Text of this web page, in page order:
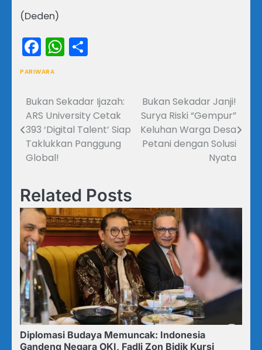
(Deden)
Facebook
WhatsApp
PARIWARA
Navigasi
pos
Bukan Sekadar Ijazah:
ARS University Cetak
393 ‘Digital Talent’ Siap
Taklukkan Panggung
Global!
Bukan Sekadar Janji!
Surya Riski “Gempur”
Keluhan Warga Desa
Petani dengan Solusi
Nyata
Related Posts
Diplomasi Budaya Memuncak: Indonesia
Gandeng Negara OKI, Fadli Zon Bidik Kursi